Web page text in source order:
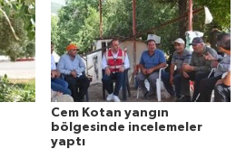
Cem Kotan yangın
bölgesinde incelemeler
yaptı